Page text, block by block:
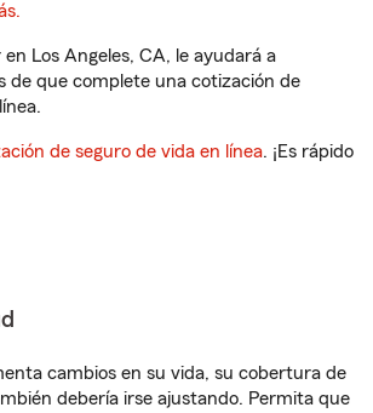
Los Angeles, CA, le ayudará a
de que complete una cotización de
de seguro de vida en línea. ¡Es rápido
cambios en su vida, su cobertura de
debería irse ajustando. Permita que